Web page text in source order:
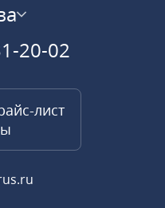
20-02
лист